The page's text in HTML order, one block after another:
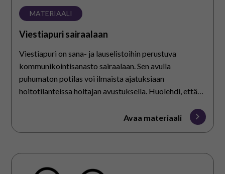
MATERIAALI
Viestiapuri sairaalaan
Viestiapuri on sana- ja lauselistoihin perustuva
kommunikointisanasto sairaalaan. Sen avulla
puhumaton potilas voi ilmaista ajatuksiaan
hoitotilanteissa hoitajan avustuksella. Huolehdi, että
Avaa materiaali
Terveys